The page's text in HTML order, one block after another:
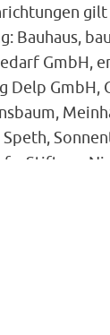
Bauhaus,
GmbH,
Delp GmbH,
– Stiftung